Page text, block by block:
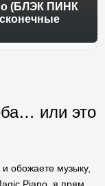
(БЛЭК ПИНК
или это
обожаете музыку,